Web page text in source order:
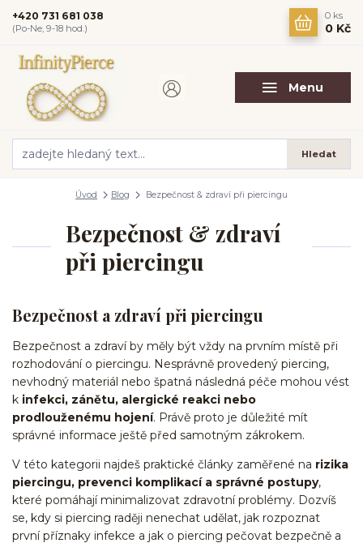
Menu
Hledat
+420 731 681 038
(Po-Ne, 9-18 hod.)
0 ks
0 Kč
Úvod Blog Bezpečnost & zdraví při piercingu
Bezpečnost & zdraví
při piercingu
Bezpečnost a zdraví při piercingu
Bezpečnost a zdraví by měly být vždy na prvním místě při
rozhodování o piercingu. Nesprávně provedený piercing,
nevhodný materiál nebo špatná následná péče mohou vést
k infekci, zánětu, alergické reakci nebo
prodlouženému hojení. Právě proto je důležité mít
správné informace ještě před samotným zákrokem.
V této kategorii najdeš praktické články zaměřené na rizika
piercingu, prevenci komplikací a správné postupy,
které pomáhají minimalizovat zdravotní problémy. Dozvíš
se, kdy si piercing raději nenechat udělat, jak rozpoznat
první příznaky infekce a jak o piercing pečovat bezpečně a